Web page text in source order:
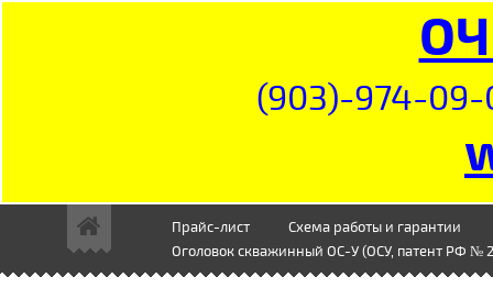
(903)-974-09-
Прайс-лист
Схема работы и гарантии
Оголовок скважинный ОС-У (ОСУ, патент РФ №